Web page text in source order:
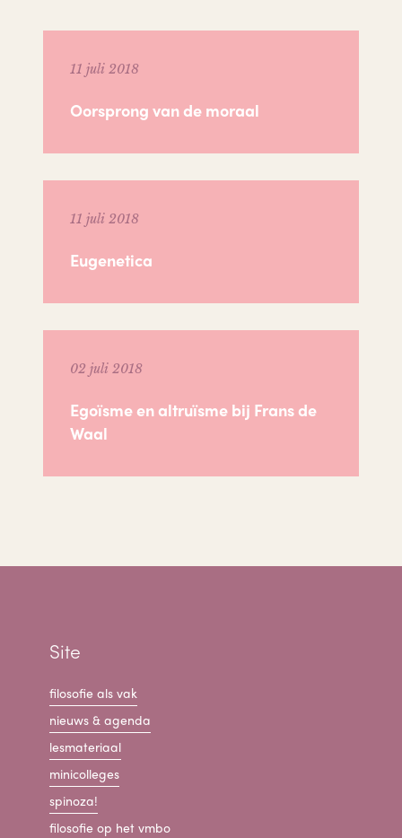
11 juli 2018
Oorsprong van de moraal
11 juli 2018
Eugenetica
02 juli 2018
Egoïsme en altruïsme bij Frans de
Waal
Site
filosofie als vak
nieuws & agenda
lesmateriaal
minicolleges
spinoza!
filosofie op het vmbo